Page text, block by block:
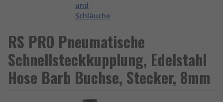
und
Schläuche
RS PRO Pneumatische
Schnellsteckkupplung, Edelstahl
Hose Barb Buchse, Stecker, 8mm